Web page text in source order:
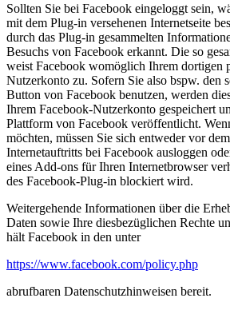
Sollten Sie bei Facebook eingeloggt sein,
mit dem Plug-in versehenen Internetseite
durch das Plug-in gesammelten
Besuchs von Facebook erkannt. Die so
weist Facebook womöglich Ihrem dortigen
Nutzerkonto zu. Sofern Sie also bspw. den
Button von Facebook benutzen, werden
Ihrem Facebook-Nutzerkonto gespeichert
Plattform von Facebook veröffentlicht.
möchten, müssen Sie sich entweder vor
Internetauftritts bei Facebook ausloggen
eines Add-ons für Ihren Internetbrowser
des Facebook-Plug-in blockiert wird.
Weitergehende Informationen über die
Daten sowie Ihre diesbezüglichen Rechte
hält Facebook in den unter
https://www.facebook.com/policy.php
abrufbaren Datenschutzhinweisen bereit.